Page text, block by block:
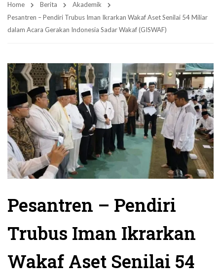
Home Berita
Akademik
Pesantren – Pendiri Trubus Iman Ikrarkan Wakaf Aset Senilai 54 Miliar
dalam Acara Gerakan Indonesia Sadar Wakaf (GISWAF)
Pesantren – Pendiri
Trubus Iman Ikrarkan
Wakaf Aset Senilai 54